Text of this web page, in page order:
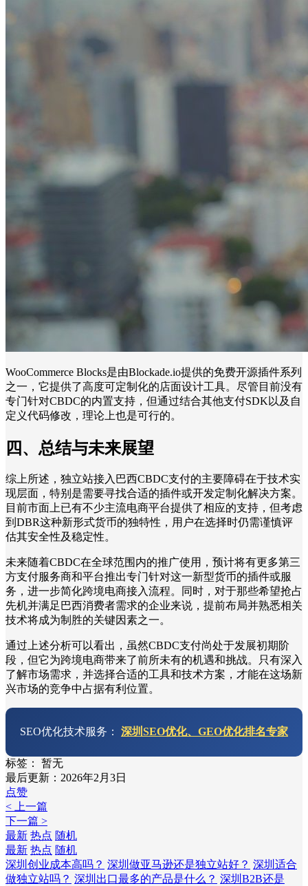
WooCommerce Blocks是由Blockade.io提供的免费开源插件系列
之一，它提供了高度可定制化的店面设计工具。尽管目前没有
专门针对CBDC的内置支持，但通过结合其他支付SDK以及自
定义代码修改，理论上也是可行的。
四、总结与未来展望
综上所述，独立站接入巴西CBDC支付的主要障碍在于技术实
现层面，特别是需要寻找合适的插件或开发定制化解决方案。
目前市面上已有不少主流电商平台提供了相应的支持，但考虑
到DBR这种新形式货币的独特性，用户在选择时仍需谨慎评
估其安全性及稳定性。
未来随着CBDC在全球范围内的推广使用，预计将有更多第三
方支付服务商和平台推出专门针对这一新型货币的插件或服
务，进一步简化跨境电商接入流程。同时，对于那些希望抢占
先机并满足巴西消费者需求的企业来说，提前布局并熟悉相关
技术将成为制胜的关键因素之一。
通过上述分析可以看出，虽然CBDC支付尚处于发展初期阶
段，但它为跨境电商带来了前所未有的机遇和挑战。只有深入
了解市场需求，并选择合适的工具和技术方案，才能在这场新
兴市场的竞争中占据有利位置。
SEO优化技术服务： 深圳SEO优化、GEO优化排名专家
标签：
暂无
最后更新：2026年2月3日
点赞
< 上一篇
下一篇 >
最新 热点 随机
最新 热点 随机
深圳创业成本高吗？ 深圳做亚马逊还是独立站好？ 深圳适合
做独立站吗？ 深圳出口最多的产品是什么？ 深圳B2B还是